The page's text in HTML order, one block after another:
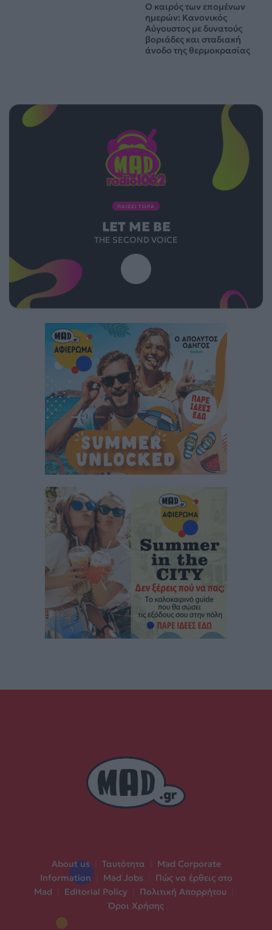
Ο καιρός των επομένων
ημερών: Κανονικός
Αύγουστος με δυνατούς
βοριάδες και σταδιακή
άνοδο της θερμοκρασίας
ΠΑΙΖΕΙ ΤΩΡΑ
LET ME BE
THE SECOND VOICE
About us Ταυτότητα
Mad Corporate
Information
Mad Jobs
Πώς να έρθεις στο
Mad
Editorial Policy Πολιτική Απορρήτου
Όροι Χρήσης